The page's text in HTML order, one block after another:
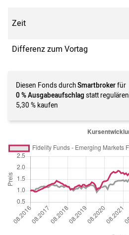
Zeit
Differenz zum Vortag
Diesen Fonds durchSmartbrokerfür
0 % Ausgabeaufschlag statt regulären
5,30 % kaufen